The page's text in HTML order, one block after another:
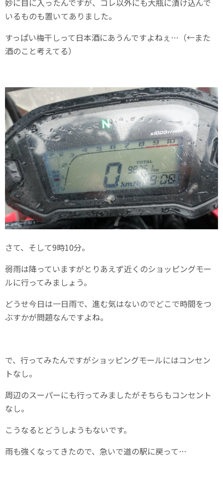
いるものも置いてありました。
すっぱい梅干しって日本酒にあうんですよねぇ…（←また
酒のこと考えてる）
さて、そして9時10分。
弱雨は降っていますがとりあえず近くのショッピングモー
ルに行ってみましょう。
どうせ今日は一日雨で、進む気はないのでどこで時間をつ
ぶすかが問題なんですよね。
で、行ってみたんですがショッピングモールにはコンセン
トなし。
周辺のスーパーにも行ってみましたがそちらもコンセント
なし。
こうなるとどうしようもないです。
雨も強くなってきたので、急いで道の駅に戻って…